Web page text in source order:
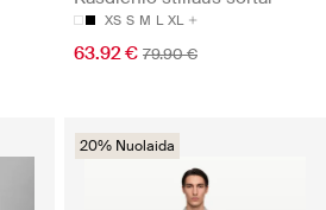
XS S M L XL
63.92 € 79.90 €
20% Nuolaida